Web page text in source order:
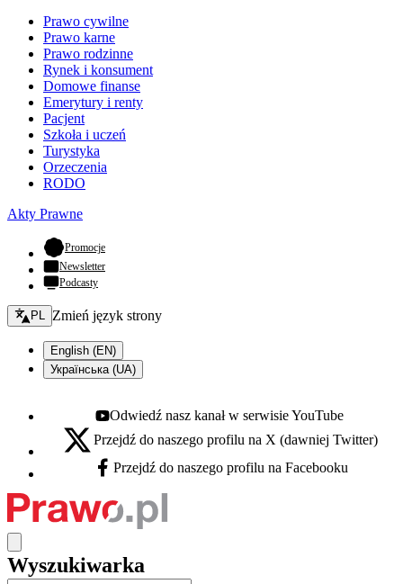
Prawo cywilne
Prawo karne
Prawo rodzinne
Rynek i konsument
Domowe finanse
Emerytury i renty
Pacjent
Szkoła i uczeń
Turystyka
Orzeczenia
RODO
Akty Prawne
Promocje- otwiera się w nowej karcie
Newsletter
Podcasty
Zmień język - bieżący:
PL Zmień język strony
English (EN)
Українська (UA)
Youtube - otwiera się w nowej karcie
Odwiedź nasz kanał w serwisie YouTube
X - otwiera się w nowej karcie
Przejdź do naszego profilu na X (dawniej Twitter)
Facebook - otwiera się w nowej karcie
Przejdź do naszego profilu na Facebooku
Wyszukiwarka